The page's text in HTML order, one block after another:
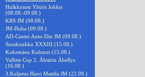
Hulkkonen Yhtiöt Jokkis
(08.08.-09.08.)
KRS JM (08.08.)
JM-Huha (09.08.)
AD-Center Auto-Din JM (09.08.)
Sorakunkku XXXIII (15.08.)
Kokemäen Kuhmut (15.08.)
Vallitie Cup 2. Ähtärin Ähellys
(16.08.)
3.Kuljetus Harri Mattila JM (22.08.)